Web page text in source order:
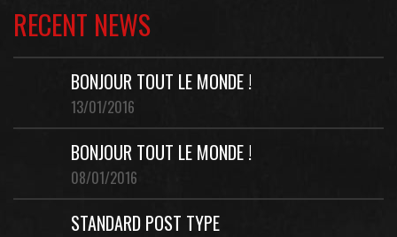
RECENT NEWS
BONJOUR TOUT LE MONDE !
13/01/2016
BONJOUR TOUT LE MONDE !
08/01/2016
STANDARD POST TYPE